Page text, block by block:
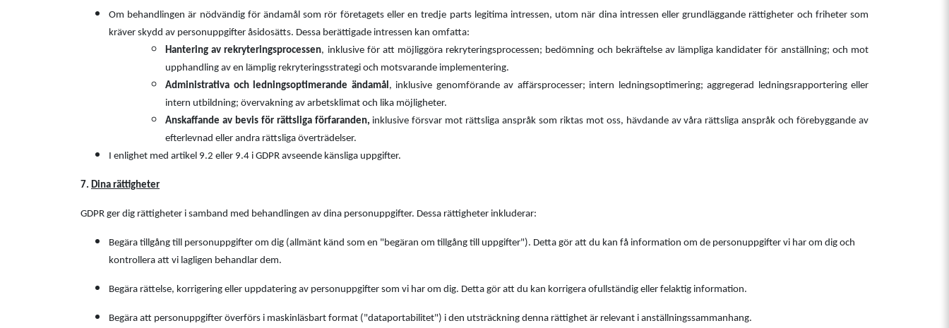
Om behandlingen är nödvändig för ändamål som rör företagets eller en tredje parts legitima intressen, utom när dina intressen eller grundläggande rättigheter och friheter som
kräver skydd av personuppgifter åsidosätts. Dessa berättigade intressen kan omfatta:
Hantering av rekryteringsprocessen, inklusive för att möjliggöra rekryteringsprocessen; bedömning och bekräftelse av lämpliga kandidater för anställning; och mot
upphandling av en lämplig rekryteringsstrategi och motsvarande implementering.
Administrativa och ledningsoptimerande ändamål, inklusive genomförande av affärsprocesser; intern ledningsoptimering; aggregerad ledningsrapportering eller
intern utbildning; övervakning av arbetsklimat och lika möjligheter.
Anskaffande av bevis för rättsliga förfaranden, inklusive försvar mot rättsliga anspråk som riktas mot oss, hävdande av våra rättsliga anspråk och förebyggande av
efterlevnad eller andra rättsliga överträdelser.
I enlighet med artikel 9.2 eller 9.4 i GDPR avseende känsliga uppgifter.
7. Dina rättigheter
GDPR ger dig rättigheter i samband med behandlingen av dina personuppgifter. Dessa rättigheter inkluderar:
Begära tillgång till personuppgifter om dig (allmänt känd som en "begäran om tillgång till uppgifter"). Detta gör att du kan få information om de personuppgifter vi har om dig och
kontrollera att vi lagligen behandlar dem.
Begära rättelse, korrigering eller uppdatering av personuppgifter som vi har om dig. Detta gör att du kan korrigera ofullständig eller felaktig information.
Begära att personuppgifter överförs i maskinläsbart format ("dataportabilitet") i den utsträckning denna rättighet är relevant i anställningssammanhang.